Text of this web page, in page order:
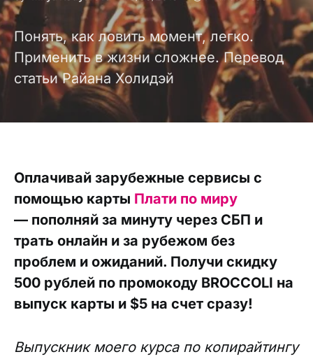
Понять, как ловить момент, легко.
Применить в жизни сложнее. Перевод
статьи Райана Холидэй
Оплачивай зарубежные сервисы с
помощью карты Плати по миру
— пополняй за минуту через СБП и
трать онлайн и за рубежом без
проблем и ожиданий. Получи скидку
500 рублей по промокоду BROCCOLI на
выпуск карты и $5 на счет сразу!
Выпускник моего курса по копирайтингу